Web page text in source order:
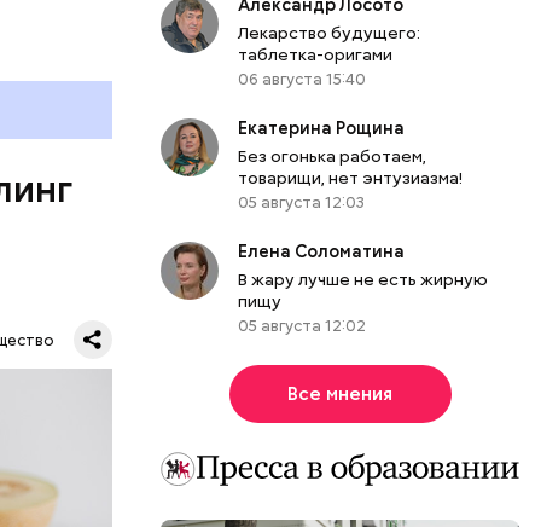
Лекарство будущего:
таблетка-оригами
06 августа 15:40
Екатерина Рощина
Без огонька работаем,
товарищи, нет энтузиазма!
05 августа 12:03
Елена Соломатина
В жару лучше не есть жирную
пищу
05 августа 12:02
Все мнения